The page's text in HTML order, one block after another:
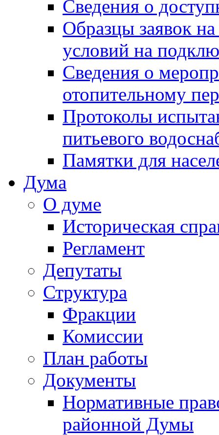
Сведения о
Образцы заявок
условий на
Сведения о
отопительному
Протоколы
питьевого
Памятки для
Дума
О думе
Историческая
Регламент
Депутаты
Структура
Фракции
Комиссии
План работы
Документы
Нормативные
районной Думы